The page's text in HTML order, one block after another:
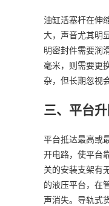
油缸活塞杆在伸
大，声音尤其明
明密封件需要润
毫米，则需要更
杂，但长期忽视
三、平台
平台抵达最高或
开电路，使平台
关的安装支架有
的液压平台，在
声消失。导轨式